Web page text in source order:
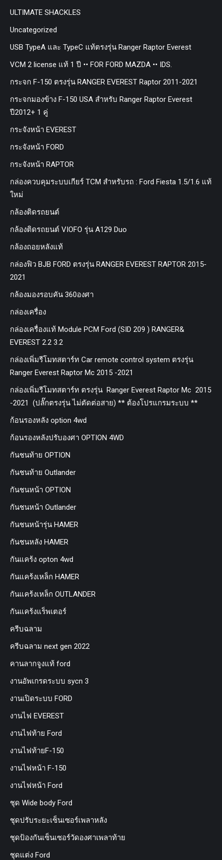
ULTIMATE SHACKLES
Uncategorized
USB TypeA และ TypeC แท้ตรงรุ่น Ranger Raptor Everest
VCM 2 license แท้ 1 ปี •• FOR FORD MAZDA •• IDS.
กระจก F-150 ตรงรุ่น RANGER EVEREST Raptor 2011-2021
กระจกมองข้าง F-150 USA สำหรับ Ranger Raptor Everest
ปี2012+ 1 คู่
กระจังหน้า EVEREST
กระจังหน้า FORD
กระจังหน้า RAPTOR
กล่องควบคุมระบบเกียร์ TCM สำหรับรถ : Ford Fiesta 1.5/1.6 แท้
ใหม่
กล้องติดรถยนต์
กล้องติดรถยนต์ VIOFO รุ่น A129 Duo
กล้องถอยหลังแท้
กล่องฟิว BJB FORD ตรงรุ่น RANGER EVEREST RAPTOR 2015-
2021
กล้องมองรอบคัน 360องศา
กล่องเครื่อง
กล่องเครื่องแท้ Module PCM Ford (SID 209 ) RANGER&
EVEREST 2.2 3.2
กล่องเพิ่มรีโมทสตาร์ท Car remote control system ตรงรุ่น
Ranger Everest Raptor Mc 2015 -2021
กล่องเพิ่มรีโมทสตาร์ท ตรงรุ่น Ranger Everest Raptor Mc 2015
-2021 (ปลั๊กตรงรุ่น ไม่ตัดต่อสาย) ** ต้องโปรแกรมระบบ **
ก้อนรองหลัง option 4wd
ก้อนรองหลังปรับองศา OPTION 4WD
กันชนท้าย OPTION
กันชนท้าย Outlander
กันชนหน้า OPTION
กันชนหน้า Outlander
กันชนหน้ารุ่น HAMER
กันชนหลัง HAMER
กันแคร้ง opton 4wd
กันแคร้งเหล็ก HAMER
กันแคร้งเหล็ก OUTLANDER
กันแคร้งแร็พเตอร์
ครีบฉลาม
ครีบฉลาม next gen 2022
คานลากจูงแท้ ford
งานอัพเกรดระบบ sycn 3
งานเปิดระบบ FORD
งานไฟ EVEREST
งานไฟท้าย Ford
งานไฟท้ายF-150
งานไฟหน้า F-150
งานไฟหน้า Ford
ชุด Wide body Ford
ชุดปรับระยะเซ็นเซอร์เพลาหลัง
ชุดป้องกันเซ็นเซอร์วัดองศาเพลาท้าย
ชุดแต่ง Ford